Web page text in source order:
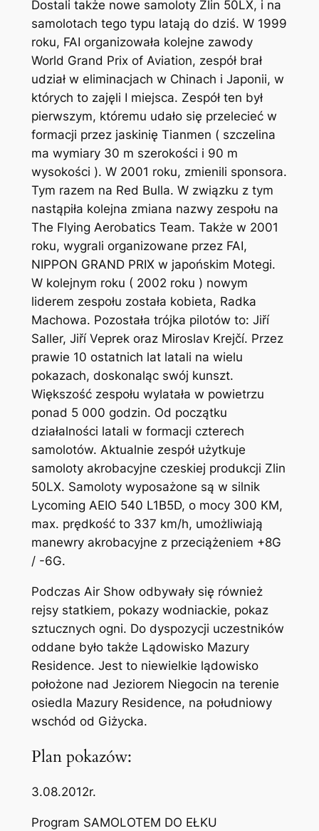
Dostali także nowe samoloty Zlin 50LX, i na
samolotach tego typu latają do dziś. W 1999
roku, FAI organizowała kolejne zawody
World Grand Prix of Aviation, zespół brał
udział w eliminacjach w Chinach i Japonii, w
których to zajęli I miejsca. Zespół ten był
pierwszym, któremu udało się przelecieć w
formacji przez jaskinię Tianmen ( szczelina
ma wymiary 30 m szerokości i 90 m
wysokości ). W 2001 roku, zmienili sponsora.
Tym razem na Red Bulla. W związku z tym
nastąpiła kolejna zmiana nazwy zespołu na
The Flying Aerobatics Team. Także w 2001
roku, wygrali organizowane przez FAI,
NIPPON GRAND PRIX w japońskim Motegi.
W kolejnym roku ( 2002 roku ) nowym
liderem zespołu została kobieta, Radka
Machowa. Pozostała trójka pilotów to: Jiří
Saller, Jiří Veprek oraz Miroslav Krejčí. Przez
prawie 10 ostatnich lat latali na wielu
pokazach, doskonaląc swój kunszt.
Większość zespołu wylatała w powietrzu
ponad 5 000 godzin. Od początku
działalności latali w formacji czterech
samolotów. Aktualnie zespół użytkuje
samoloty akrobacyjne czeskiej produkcji Zlin
50LX. Samoloty wyposażone są w silnik
Lycoming AEIO 540 L1B5D, o mocy 300 KM,
max. prędkość to 337 km/h, umożliwiają
manewry akrobacyjne z przeciążeniem +8G
/ -6G.
Podczas Air Show odbywały się również
rejsy statkiem, pokazy wodniackie, pokaz
sztucznych ogni. Do dyspozycji uczestników
oddane było także Lądowisko Mazury
Residence. Jest to niewielkie lądowisko
położone nad Jeziorem Niegocin na terenie
osiedla Mazury Residence, na południowy
wschód od Giżycka.
Plan pokazów:
3.08.2012r.
Program SAMOLOTEM DO EŁKU